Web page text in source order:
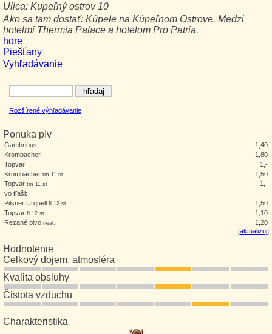
Vyhľadávanie
Rozšírené výhľadávanie
Ponuka pív
Gambrinus
1,40
Krombacher
1,80
Topvar
1,-
Krombacher tm 11 st
1,50
Topvar tm 11 st
1,-
vo fľaši:
Pilsner Urquell fl 12 st
1,50
Topvar fl 12 st
1,10
Rezané pivo neal.
1,20
[aktualizuj]
Hodnotenie
Celkový dojem, atmosféra
Kvalita obsluhy
Čistota vzduchu
Charakteristika
Ulica: Kupeľný ostrov 10
Ako sa tam dostať: Kúpele na Kúpeľnom Ostrove. Medzi
hotelmi Thermia Palace a hotelom Pro Patria.
hore
Piešťany